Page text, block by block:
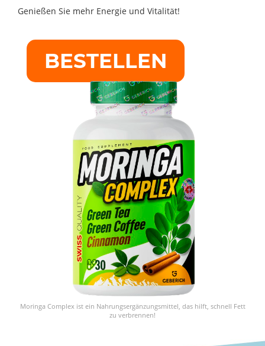
Genießen Sie mehr Energie und Vitalität!
BESTELLEN
Moringa Complex ist ein Nahrungsergänzungsmittel, das hilft, schnell Fett
zu verbrennen!